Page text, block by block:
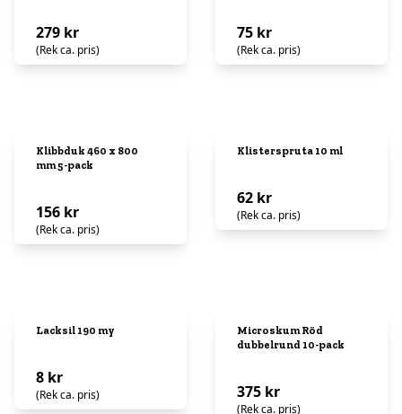
279 kr
(Rek ca. pris)
75 kr
(Rek ca. pris)
Klibbduk 460 x 800
mm 5-pack
156 kr
(Rek ca. pris)
Klisterspruta 10 ml
62 kr
(Rek ca. pris)
Lacksil 190 my
8 kr
(Rek ca. pris)
Microskum Röd
dubbelrund 10-pack
375 kr
(Rek ca. pris)